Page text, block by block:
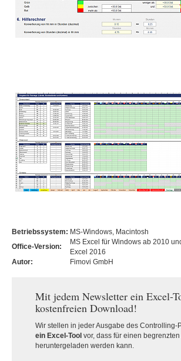
Betriebssystem: MS-Windows, Macintosh
Office-Version:
MS Excel für Windows ab 2010
Excel 2016
Autor:
Fimovi GmbH
Mit jedem Newsletter ein Excel-
kostenfreien Download!
Wir stellen in jeder Ausgabe des Controlling-
ein Excel-Tool vor, dass für einen
heruntergeladen werden kann.